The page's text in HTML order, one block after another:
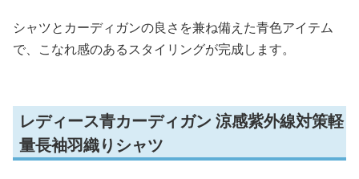
シャツとカーディガンの良さを兼ね備えた青色アイテム
で、こなれ感のあるスタイリングが完成します。
レディース青カーディガン 涼感紫外線対策軽
量長袖羽織りシャツ